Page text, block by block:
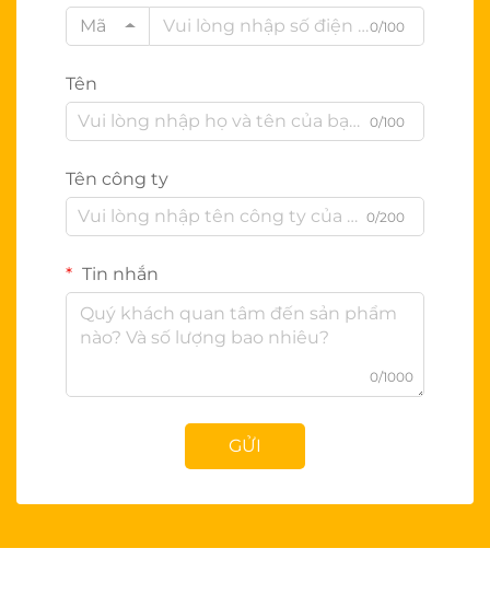
Mã
0/100
Tên
0/100
Tên công ty
0/200
Tin nhắn
0/1000
GỬI